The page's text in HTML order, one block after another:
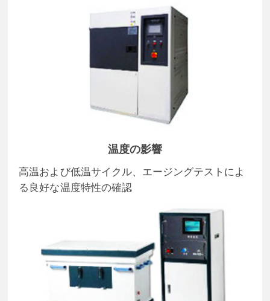
温度の影響
高温および低温サイクル、エージングテストによ
る良好な温度特性の確認